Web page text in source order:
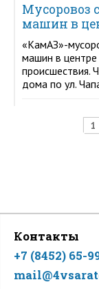
Мусоровоз
машин в
«КамАЗ»-
машин в центре
происшествия.
дома по ул.
1
Контакты
+7 (8452) 65-